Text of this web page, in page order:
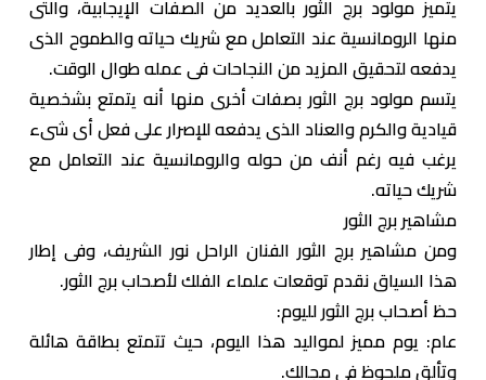
يتميز مولود برج الثور بالعديد من الصفات الإيجابية، والتى
منها الرومانسية عند التعامل مع شريك حياته والطموح الذى
يدفعه لتحقيق المزيد من النجاحات فى عمله طوال الوقت.
يتسم مولود برج الثور بصفات أخرى منها أنه يتمتع بشخصية
قيادية والكرم والعناد الذى يدفعه للإصرار على فعل أى شىء
يرغب فيه رغم أنف من حوله والرومانسية عند التعامل مع
شريك حياته.
مشاهير برج الثور
ومن مشاهير برج الثور الفنان الراحل نور الشريف، وفى إطار
هذا السياق نقدم توقعات علماء الفلك لأصحاب برج الثور.
حظ أصحاب برج الثور لليوم:
عام: يوم مميز لمواليد هذا اليوم، حيث تتمتع بطاقة هائلة
وتألق ملحوظ في مجالك.